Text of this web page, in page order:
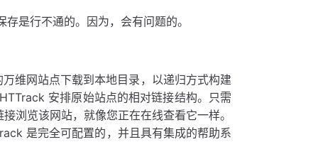
是行不通的。因为，会有问题的。
维网站点下载到本地目录，以递归方式构建
安排原始站点的相对链接结构。只需
浏览该网站，就像您正在在线查看它一样。
是完全可配置的，并且具有集成的帮助系